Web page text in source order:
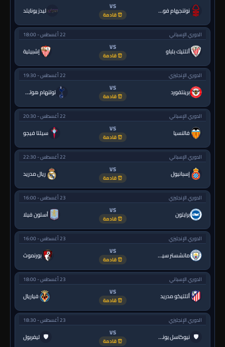
نوتنجهام فورست VS
⏰ قادمة ليدز يونايتد
الدوري الإسباني 22 أغسطس - 18:00
أتلتيك بلباو VS
⏰ قادمة إشبيلية
الدوري الإنجليزي 22 أغسطس - 19:30
برينتفورد VS
⏰ قادمة توتنهام هوتسبر
الدوري الإسباني 22 أغسطس - 20:30
فالنسيا VS
⏰ قادمة سيلتا فيجو
الدوري الإسباني 22 أغسطس - 22:30
إسبانيول VS
⏰ قادمة ريال مدريد
الدوري الإنجليزي 23 أغسطس - 16:00
برايتون VS
⏰ قادمة أستون فيلا
الدوري الإنجليزي 23 أغسطس - 16:00
مانشستر سيتي VS
⏰ قادمة بورنموث
الدوري الإسباني 23 أغسطس - 18:00
أتلتيكو مدريد VS
⏰ قادمة فياريال
الدوري الإنجليزي 23 أغسطس - 18:30
🛡 نيوكاسل يونايتد VS
⏰ قادمة ليفربول 🛡